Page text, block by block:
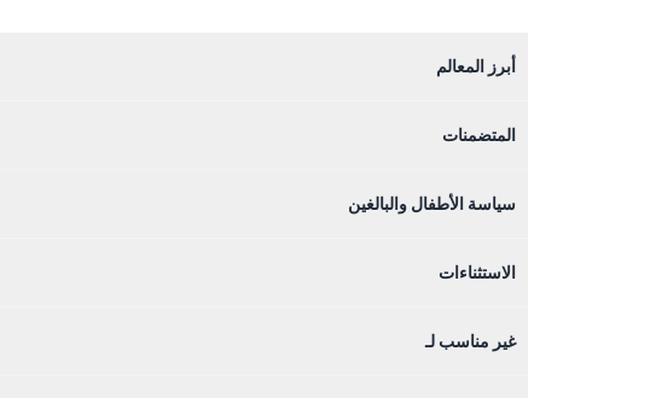
أبرز المعالم
المتضمنات
سياسة الأطفال والبالغين
الاستثناءات
غير مناسب لـ